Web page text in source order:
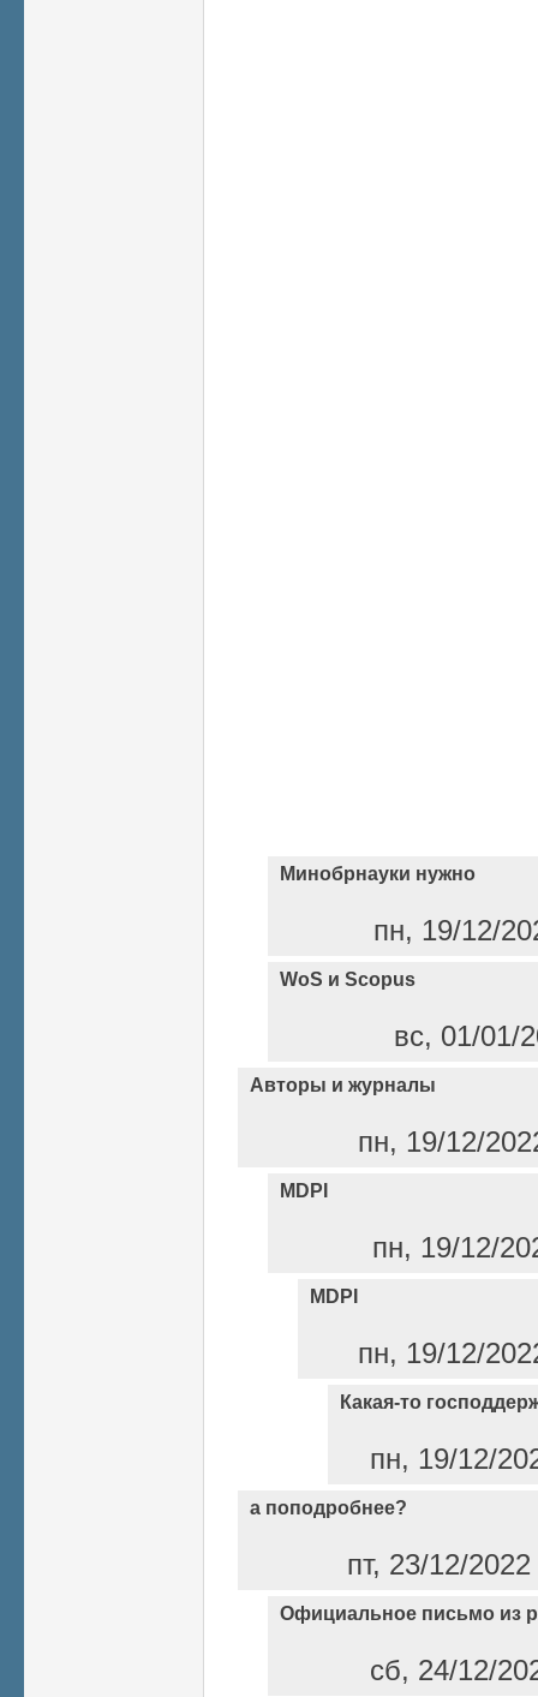
Минобрнауки нужно
пн, 19/12/
WoS и Scopus
вс, 01/01/
Авторы и журналы
пн, 19/12/
MDPI
пн, 19/12/
MDPI
пн, 19/12/
Какая-то
пн, 19/12/
а поподробнее?
пт, 23/12/
Официальное письмо из
сб, 24/12/